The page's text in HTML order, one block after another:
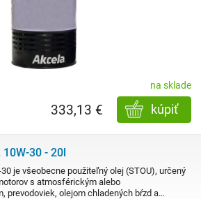
na sklade
kúpiť
333,13 €
10W-30 - 20l
30 je všeobecne použiteľný olej (STOU), určený
s atmosférickým alebo
prevodoviek, olejom chladených bŕzd a…